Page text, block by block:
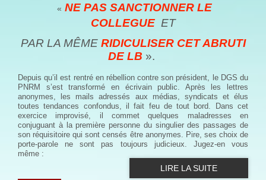
« NE PAS SANCTIONNER LE
COLLEGUE ET
PAR LA MÊME RIDICULISER CET ABRUTI
DE LB ».
Depuis qu’il est rentré en rébellion contre son président, le DGS du
PNRM s’est transformé en écrivain public. Après les lettres
anonymes, les mails adressés aux médias, syndicats et élus
toutes tendances confondus, il fait feu de tout bord. Dans cet
exercice improvisé, il commet quelques maladresses en
conjuguant à la première personne du singulier des passages de
son réquisitoire qui sont censés être anonymes. Pire, ses choix de
porte-parole ne sont pas toujours judicieux. Jugez-en vous
même :
LIRE LA SUITE